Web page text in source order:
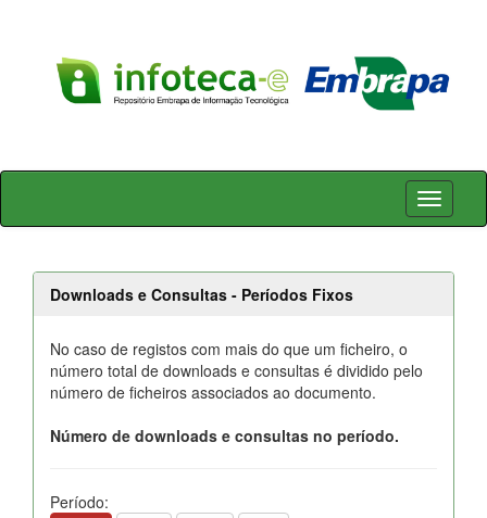
Skip
Downloads e Consultas - Períodos Fixos
No caso de registos com mais do que um ficheiro, o
número total de downloads e consultas é dividido pelo
número de ficheiros associados ao documento.
Número de downloads e consultas no período.
Período: